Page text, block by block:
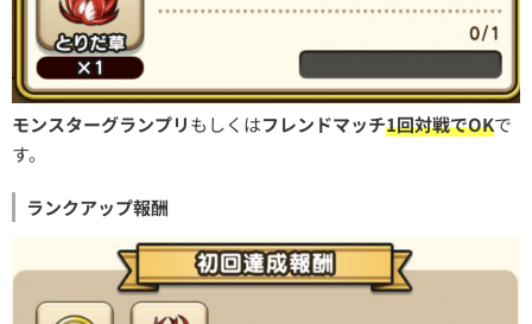
モンスターグランプリもしくはフレンドマッチ1回対戦でOKで
す。
ランクアップ報酬